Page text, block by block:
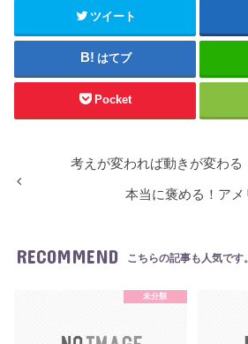
ツイート
はてブ
Pocket
考えが変われば動きが変わる
本当に褒める！ア
RECOMMEND こちらの記事も人気です。
未分類